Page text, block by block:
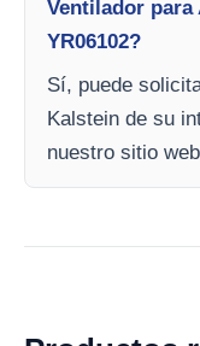
Ventilador para
YR06102?
Sí, puede
Kalstein de su
nuestro sitio